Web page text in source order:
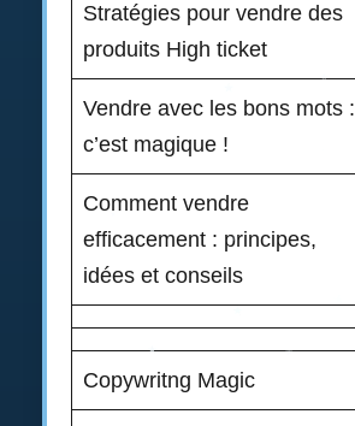
Stratégies pour vendre des
produits High ticket
Vendre avec les bons mots :
c’est magique !
Comment vendre
efficacement : principes,
idées et conseils
Copywritng Magic